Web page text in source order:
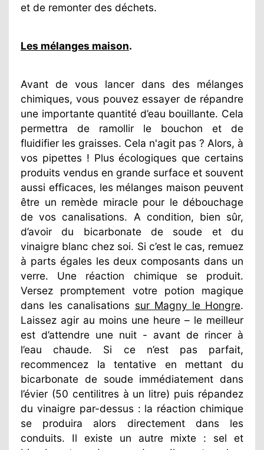
et de remonter des déchets.
Les mélanges maison.
Avant de vous lancer dans des mélanges
chimiques, vous pouvez essayer de répandre
une importante quantité d’eau bouillante. Cela
permettra de ramollir le bouchon et de
fluidifier les graisses. Cela n'agit pas ? Alors, à
vos pipettes ! Plus écologiques que certains
produits vendus en grande surface et souvent
aussi efficaces, les mélanges maison peuvent
être un remède miracle pour le débouchage
de vos canalisations. A condition, bien sûr,
d’avoir du bicarbonate de soude et du
vinaigre blanc chez soi. Si c’est le cas, remuez
à parts égales les deux composants dans un
verre. Une réaction chimique se produit.
Versez promptement votre potion magique
dans les canalisations sur Magny le Hongre.
Laissez agir au moins une heure – le meilleur
est d’attendre une nuit - avant de rincer à
l’eau chaude. Si ce n’est pas parfait,
recommencez la tentative en mettant du
bicarbonate de soude immédiatement dans
l’évier (50 centilitres à un litre) puis répandez
du vinaigre par-dessus : la réaction chimique
se produira alors directement dans les
conduits. Il existe un autre mixte : sel et